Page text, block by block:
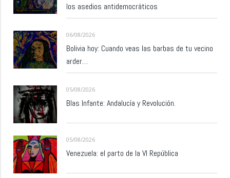
los asedios antidemocráticos
06/08/2026
Bolivia hoy: Cuando veas las barbas de tu vecino
arder…
05/08/2026
Blas Infante: Andalucía y Revolución.
05/08/2026
Venezuela: el parto de la VI República